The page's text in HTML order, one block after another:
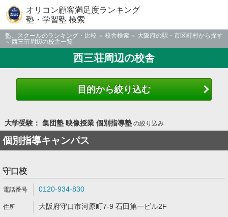
オリコン顧客満足度ランキング
塾・学習塾 検索
塾、スクールのランキング・比較 校舎検索
大阪府の駅・市区町村から探す
西三荘周辺の校舎一覧
西三荘周辺の校舎
目的から絞り込む
大学受験： 集団塾 映像授業 個別指導塾の絞り込み
個別指導キャンパス
守口校
0120-934-830
大阪府守口市河原町7-9 石田第一ビル2F